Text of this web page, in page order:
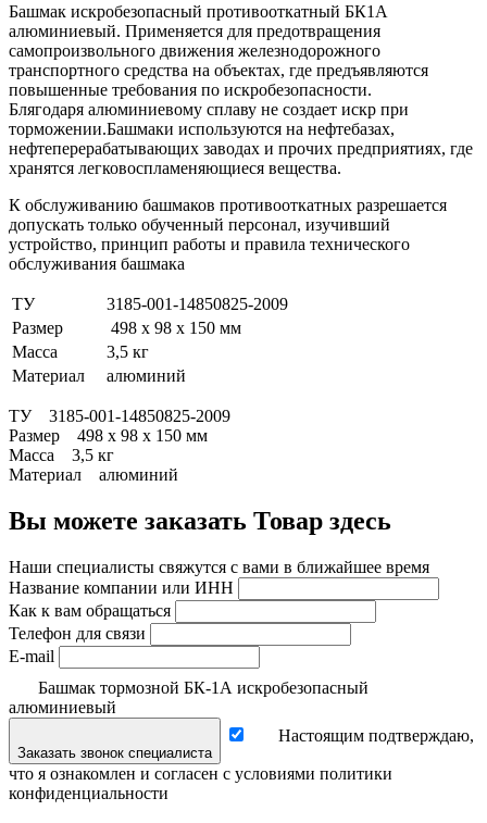
Башмак искробезопасный противооткатный БК1А
алюминиевый. Применяется для предотвращения
самопроизвольного движения железнодорожного
транспортного средства на объектах, где предъявляются
повышенные требования по искробезопасности.
Блягодаря алюминиевому сплаву не создает искр при
торможении.Башмаки используются на нефтебазах,
нефтеперерабатывающих заводах и прочих предприятиях, где
хранятся легковоспламеняющиеся вещества.
К обслуживанию башмаков противооткатных разрешается
допускать только обученный персонал, изучивший
устройство, принцип работы и правила технического
обслуживания башмака
ТУ
3185-001-14850825-2009
Размер
498 х 98 х 150 мм
Масса
3,5 кг
Материал
алюминий
ТУ 3185-001-14850825-2009
Размер 498 х 98 х 150 мм
Масса 3,5 кг
Материал алюминий
Вы можете заказать Товар здесь
Наши специалисты свяжутся с вами в ближайшее время
Название компании или ИНН
Как к вам обращаться
Телефон для связи
E-mail
Башмак тормозной БК-1А искробезопасный
алюминиевый
Заказать звонок специалиста
Настоящим подтверждаю,
что я ознакомлен и согласен с условиями политики
конфиденциальности